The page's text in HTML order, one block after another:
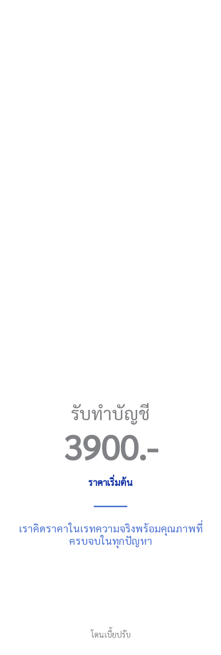
รับทำบัญชี
ราคาเริ่มต้น
3900.-
เราคิดราคาในเรทความจริงพร้อมคุณภาพที่
ครบจบในทุกปัญหา
โดนเบี้ยปรับ